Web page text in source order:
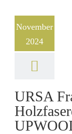
November
2024
URSA